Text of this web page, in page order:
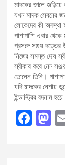
মাদকের জালে জড়িয়ে
যখন মাদক সেবনের
লোকেদের কী অবস্থা
পাশাপাশি এবার
প্রসঙ্গে সঞ্জয়
নিজের সমস্ত দোষ
স্বীকার করে নেন
তোলেন তিনি।
যদি মাদকের নেশায়
ইন্ডাস্ট্রির বদনাম
F
ce
M
st